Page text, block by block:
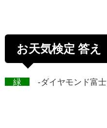
お天気検定 答え
緑 -ダイヤモンド富士